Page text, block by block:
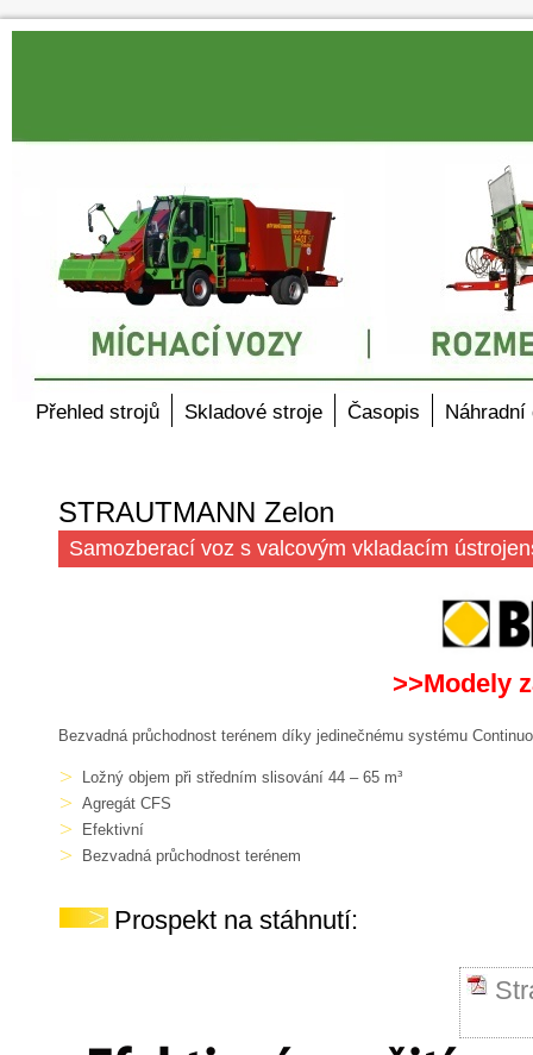
Přehled strojů Skladové stroje Časopis Náhradní
STRAUTMANN Zelon
Samozberací voz s valcovým vkladacím
>>Modely
Bezvadná průchodnost terénem díky jedinečnému systému
Ložný objem při středním slisování 44 – 65 m³
Agregát CFS
Efektivní
Bezvadná průchodnost terénem
Prospekt na stáhnutí: